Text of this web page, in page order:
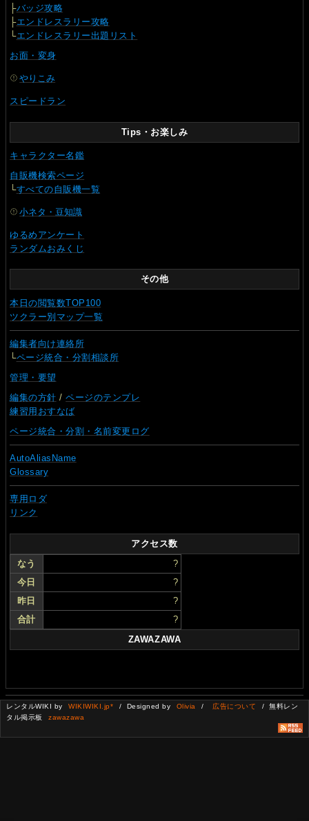
├バッジ攻略
├エンドレスラリー攻略
└エンドレスラリー出題リスト
お面・変身
やりこみ
スピードラン
Tips・お楽しみ
キャラクター名鑑
自販機検索ページ
└すべての自販機一覧
小ネタ・豆知識
ゆるめアンケート
ランダムおみくじ
その他
本日の閲覧数TOP100
ツクラー別マップ一覧
編集者向け連絡所
└ページ統合・分割相談所
管理・要望
編集の方針 /ページのテンプレ
練習用おすなば
ページ統合・分割・名前変更ログ
AutoAliasName
Glossary
専用ロダ
リンク
アクセス数
なう
?
今日
?
昨日
?
合計
?
ZAWAZAWA
レンタルWIKI by WIKIWIKI.jp* / Designed by Olivia / 広告について
/ 無料レン
タル掲示板
zawazawa